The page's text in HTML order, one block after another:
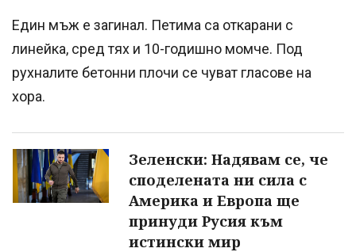
Един мъж е загинал. Петима са откарани с
линейка, сред тях и 10-годишно момче. Под
рухналите бетонни плочи се чуват гласове на
хора.
Зеленски: Надявам се, че
споделената ни сила с
Америка и Европа ще
принуди Русия към
истински мир